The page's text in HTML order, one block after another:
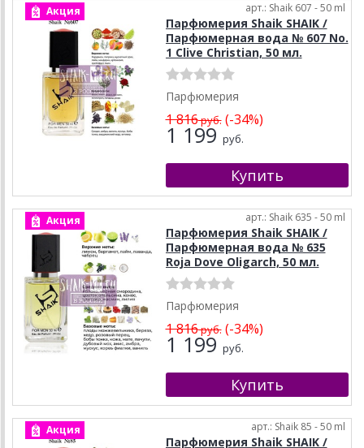
Акция арт.: Shaik 607 - 50 ml
Парфюмерия Shaik SHAIK /
Парфюмерная вода № 607 No.
1 Clive Christian, 50 мл.
Парфюмерия
1 816руб.(-34%)
1 199 руб.
Акция арт.: Shaik 635 - 50 ml
Парфюмерия Shaik SHAIK /
Парфюмерная вода № 635
Roja Dove Oligarch, 50 мл.
Парфюмерия
1 816руб.(-34%)
1 199 руб.
Акция арт.: Shaik 85 - 50 ml
Парфюмерия Shaik SHAIK /